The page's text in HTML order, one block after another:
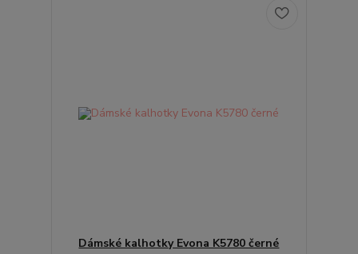
Dámské kalhotky Evona K5780 černé